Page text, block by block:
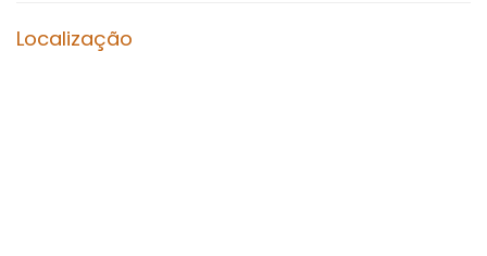
Localização